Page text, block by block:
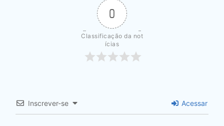
0
Classificação da not
ícias
Inscrever-se Acessar